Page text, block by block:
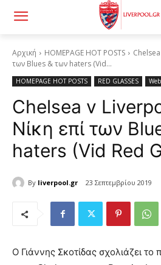
Αρχική HOMEPAGE HOT POSTS
των Blues & των haters (Vid...
HOMEPAGE HOT POSTS RED GLASSES
Chelsea v
Νίκη επί των
haters (Vid Red
By liverpool.gr 23 Σεπτεμβρίου 2019
Ο Γιάννης Σκοτίδας σχολιάζει το